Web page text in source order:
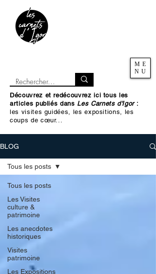
ME
NU
Découvrez et redécouvrez ici tous les
articles publiés dans Les Carnets d'Igor :
les visites guidées, les expositions, les
coups de cœur...
BLOG
Tous les posts
Les Visites
culture &
patrimoine
Les anecdotes
historiques
Visites
patrimoine
Les Expositions
Tous les posts